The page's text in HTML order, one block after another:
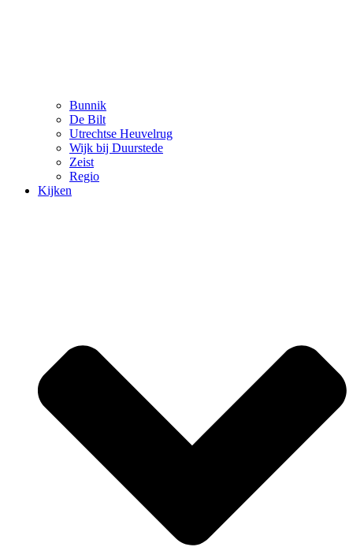
Bunnik
De Bilt
Utrechtse Heuvelrug
Wijk bij Duurstede
Zeist
Regio
Kijken